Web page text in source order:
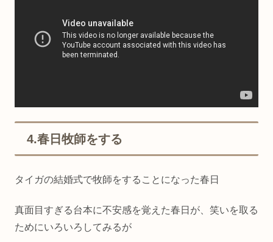
4.春日牧師をする
タイガの結婚式で牧師をすることになった春日
真面目すぎる台本に不安感を覚えた春日が、笑いを取る
ためにいろいろしてみるが